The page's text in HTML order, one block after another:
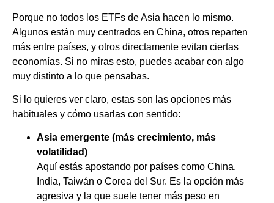
Porque no todos los ETFs de Asia hacen lo mismo.
Algunos están muy centrados en China, otros reparten
más entre países, y otros directamente evitan ciertas
economías. Si no miras esto, puedes acabar con algo
muy distinto a lo que pensabas.
Si lo quieres ver claro, estas son las opciones más
habituales y cómo usarlas con sentido:
Asia emergente (más crecimiento, más
volatilidad)
Aquí estás apostando por países como China,
India, Taiwán o Corea del Sur. Es la opción más
agresiva y la que suele tener más peso en